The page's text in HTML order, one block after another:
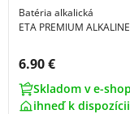
Batéria alkalická
ETA PREMIUM
Cena s DPH:
6.90 €
Skladom v e-
ihneď k dispozícii